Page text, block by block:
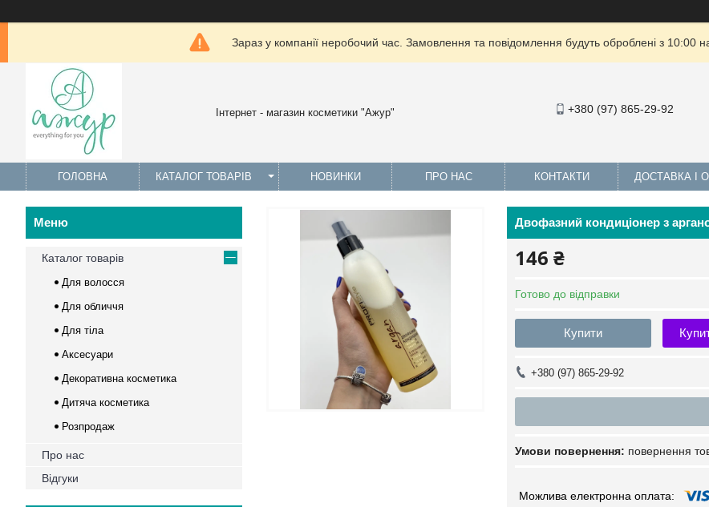
Зараз у компанії неробочий час. Замовлення та повідомлення будуть оброблені з 10:00
Інтернет - магазин косметики "Ажур" +380 (97) 865-29-92
ГОЛОВНА КАТАЛОГ ТОВАРІВ НОВИНКИ ПРО НАС КОНТАКТИ ДОСТАВКА І
Двофазний кондиціонер з
146 ₴
Готово до відправки
Купити
+380 (97) 865-29-92
повернення
Каталог товарів
Для волосся
Для обличчя
Для тіла
Аксесуари
Декоративна косметика
Дитяча косметика
Розпродаж
Про нас
Відгуки